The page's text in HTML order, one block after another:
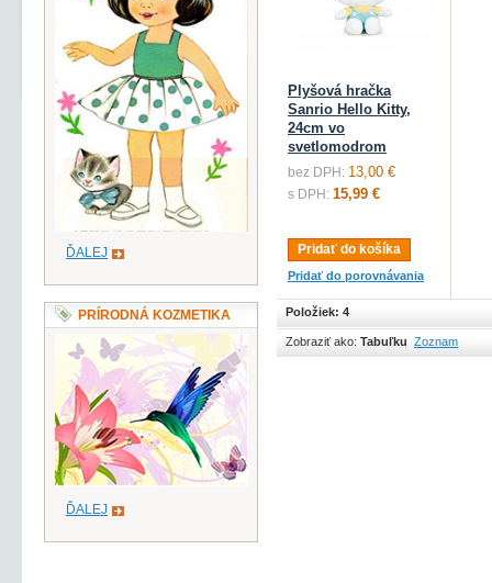
Plyšová hračka
Sanrio Hello Kitty,
24cm vo
svetlomodrom
bez DPH: 13,00 €
s DPH: 15,99 €
Pridať do košíka
Pridať do porovnávania
Položiek: 4
Zobraziť ako: Tabuľku Zoznam
ĎALEJ
PRÍRODNÁ KOZMETIKA
ĎALEJ